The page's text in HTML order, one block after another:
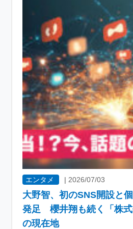
エンタメ | 2026/07/03
大野智、初のSNS開設と
発足 櫻井翔も続く「株式
の現在地